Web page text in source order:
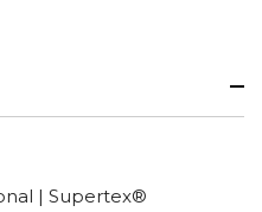
| Supertex®